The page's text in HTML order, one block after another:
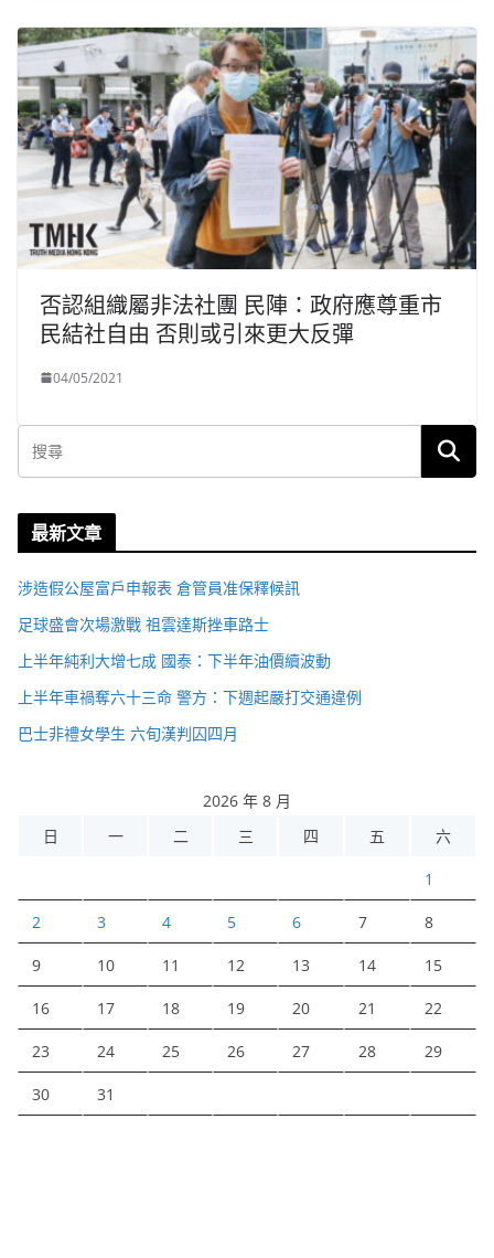
否認組織屬非法社團 民陣：政府應尊重市
民結社自由 否則或引來更大反彈
04/05/2021
最新文章
涉造假公屋富戶申報表 倉管員准保釋候訊
足球盛會次場激戰 祖雲達斯挫車路士
上半年純利大增七成 國泰：下半年油價續波動
上半年車禍奪六十三命 警方：下週起嚴打交通違例
巴士非禮女學生 六旬漢判囚四月
2026 年 8 月
日
一 二 三 四 五 六
1
2 3 4 5 6 7 8
9 10 11 12 13 14 15
16 17 18 19 20 21 22
23 24 25 26 27 28 29
30 31